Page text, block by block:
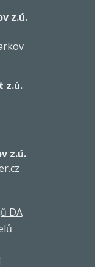
z.ú.
z.ú.
z.ú.
DA